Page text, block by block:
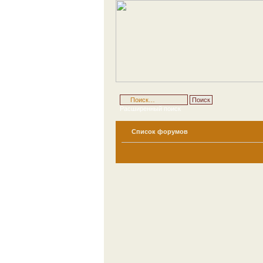
Расширенный поиск
Список форумов